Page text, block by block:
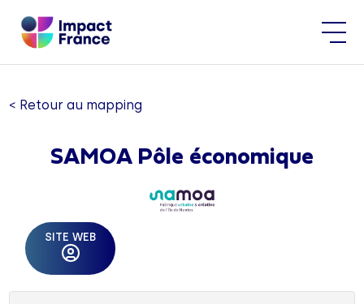
< Retour au mapping
SAMOA Pôle économique
SITE WEB